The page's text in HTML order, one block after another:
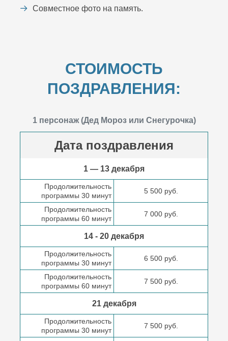
Совместное фото на память.
СТОИМОСТЬ
ПОЗДРАВЛЕНИЯ:
1 персонаж (Дед Мороз или Снегурочка)
Дата поздравления
1 — 13 декабря
Продолжительность
программы 30 минут
5 500 руб.
Продолжительность
программы 60 минут
7 000 руб.
14 - 20 декабря
Продолжительность
программы 30 минут
6 500 руб.
Продолжительность
программы 60 минут
7 500 руб.
21 декабря
Продолжительность
программы 30 минут
7 500 руб.